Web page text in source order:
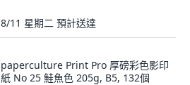
8/11 星期二 預計送達
paperculture Print Pro 厚磅彩色影印
紙 No 25 鮭魚色 205g, B5, 132個